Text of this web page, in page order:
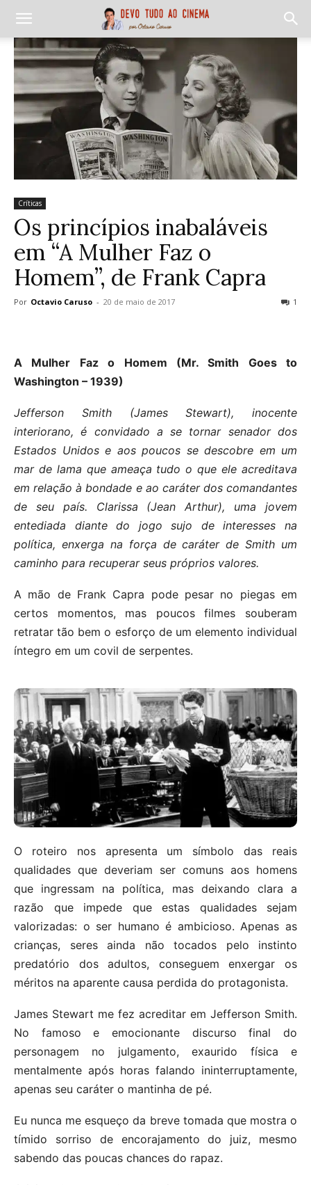
Críticas
Os princípios inabaláveis
em “A Mulher Faz o
Homem”, de Frank Capra
Por Octavio Caruso - 20 de maio de 2017 1
A Mulher Faz o Homem (Mr. Smith Goes to
Washington – 1939)
Jefferson Smith (James Stewart), inocente
interiorano, é convidado a se tornar senador dos
Estados Unidos e aos poucos se descobre em um
mar de lama que ameaça tudo o que ele acreditava
em relação à bondade e ao caráter dos comandantes
de seu país. Clarissa (Jean Arthur), uma jovem
entediada diante do jogo sujo de interesses na
política, enxerga na força de caráter de Smith um
caminho para recuperar seus próprios valores.
A mão de Frank Capra pode pesar no piegas em
certos momentos, mas poucos filmes souberam
retratar tão bem o esforço de um elemento individual
íntegro em um covil de serpentes.
O roteiro nos apresenta um símbolo das reais
qualidades que deveriam ser comuns aos homens
que ingressam na política, mas deixando clara a
razão que impede que estas qualidades sejam
valorizadas: o ser humano é ambicioso. Apenas as
crianças, seres ainda não tocados pelo instinto
predatório dos adultos, conseguem enxergar os
méritos na aparente causa perdida do protagonista.
James Stewart me fez acreditar em Jefferson Smith.
No famoso e emocionante discurso final do
personagem no julgamento, exaurido física e
mentalmente após horas falando ininterruptamente,
apenas seu caráter o mantinha de pé.
Eu nunca me esqueço da breve tomada que mostra o
tímido sorriso de encorajamento do juiz, mesmo
sabendo das poucas chances do rapaz.